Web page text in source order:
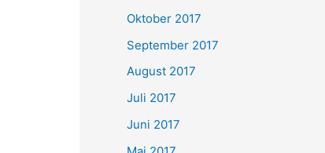
Oktober 2017
September 2017
August 2017
Juli 2017
Juni 2017